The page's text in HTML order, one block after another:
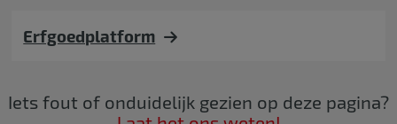
Erfgoedplatform
Iets fout of onduidelijk gezien op deze pagina?